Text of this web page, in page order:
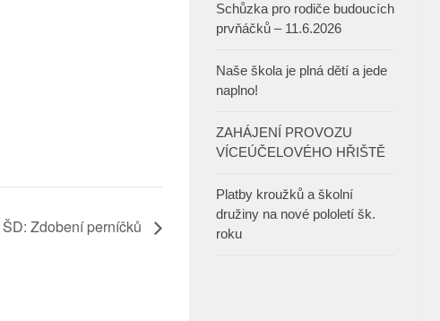
ŠD: Zdobení perníčků
Schůzka pro rodiče budoucích
prvňáčků – 11.6.2026
Naše škola je plná dětí a jede
naplno!
ZAHÁJENÍ PROVOZU
VÍCEÚČELOVÉHO HŘIŠTĚ
Platby kroužků a školní
družiny na nové pololetí šk.
roku